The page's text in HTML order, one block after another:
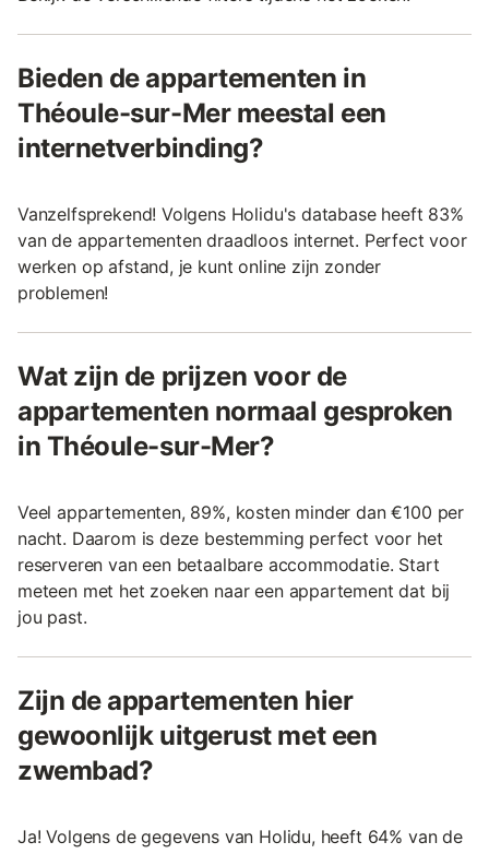
Bieden de appartementen in
Théoule-sur-Mer meestal een
internetverbinding?
Vanzelfsprekend! Volgens Holidu's database heeft 83%
van de appartementen draadloos internet. Perfect voor
werken op afstand, je kunt online zijn zonder
problemen!
Wat zijn de prijzen voor de
appartementen normaal gesproken
in Théoule-sur-Mer?
Veel appartementen, 89%, kosten minder dan €100 per
nacht. Daarom is deze bestemming perfect voor het
reserveren van een betaalbare accommodatie. Start
meteen met het zoeken naar een appartement dat bij
jou past.
Zijn de appartementen hier
gewoonlijk uitgerust met een
zwembad?
Ja! Volgens de gegevens van Holidu, heeft 64% van de